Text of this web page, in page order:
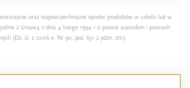
oraz rozpowszechnianie opisów produktów w całości lub w
z Ustawą z dnia 4 lutego 1994 r. o prawie autorskim i prawach
(Dz. U. z 2006 e. Nr 90, poz. 631 z późn. zm.)